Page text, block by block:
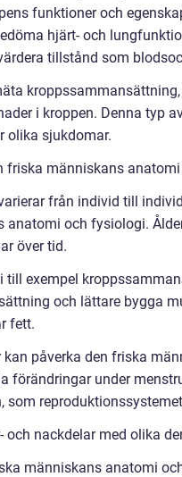
funktioner och
hjärt- och
tillstånd som
i kroppen. Denna typ
olika sjukdomar.
friska människans
från individ till
och fysiologi.
över tid.
till exempel
och lättare bygga
fett.
påverka den friska
förändringar under
som
och nackdelar med olika
människans anatomi